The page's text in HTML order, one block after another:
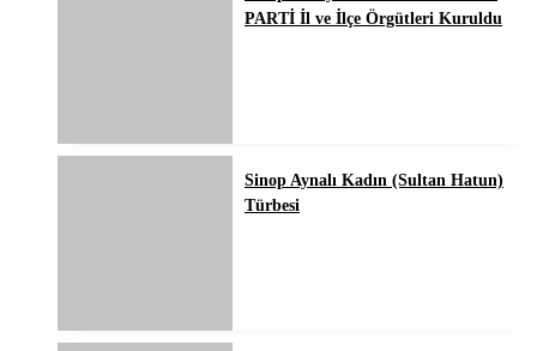
PARTİ İl ve İlçe Örgütleri Kuruldu
Sinop Aynalı Kadın (Sultan Hatun)
Türbesi